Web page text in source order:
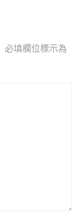
必填欄位標示為